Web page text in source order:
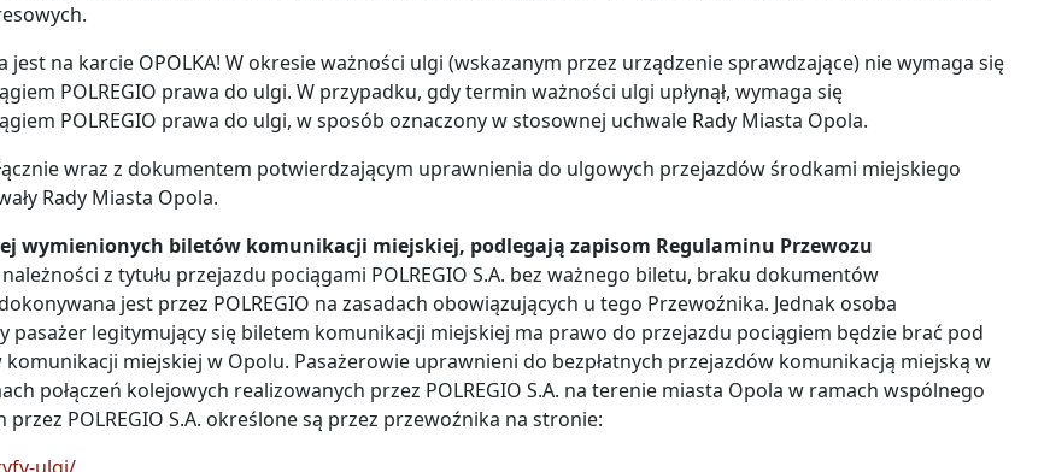
na karcie OPOLKA! W okresie ważności ulgi (wskazanym przez urządzenie sprawdzające) nie wymaga się
POLREGIO prawa do ulgi. W przypadku, gdy termin ważności ulgi upłynął, wymaga się
POLREGIO prawa do ulgi, w sposób oznaczony w stosownej uchwale Rady Miasta Opola.
wraz z dokumentem potwierdzającym uprawnienia do ulgowych przejazdów środkami miejskiego
Rady Miasta Opola.
wymienionych biletów komunikacji miejskiej, podlegają zapisom Regulaminu Przewozu
z tytułu przejazdu pociągami POLREGIO S.A. bez ważnego biletu, braku dokumentów
jest przez POLREGIO na zasadach obowiązujących u tego Przewoźnika. Jednak osoba
legitymujący się biletem komunikacji miejskiej ma prawo do przejazdu pociągiem będzie brać pod
miejskiej w Opolu. Pasażerowie uprawnieni do bezpłatnych przejazdów komunikacją miejską w
połączeń kolejowych realizowanych przez POLREGIO S.A. na terenie miasta Opola w ramach wspólnego
POLREGIO S.A. określone są przez przewoźnika na stronie: